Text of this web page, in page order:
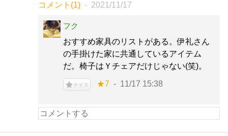
コメント(1) 2021/11/17
フク
おすすめ家具のリストがある。伊礼さん
の手掛けた家に共通しているアイテム
だ。椅子はＹチェアだけじゃない(笑)。
ナイス ★7 11/17 15:38